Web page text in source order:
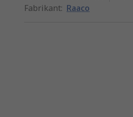
Fabrikant: Raaco